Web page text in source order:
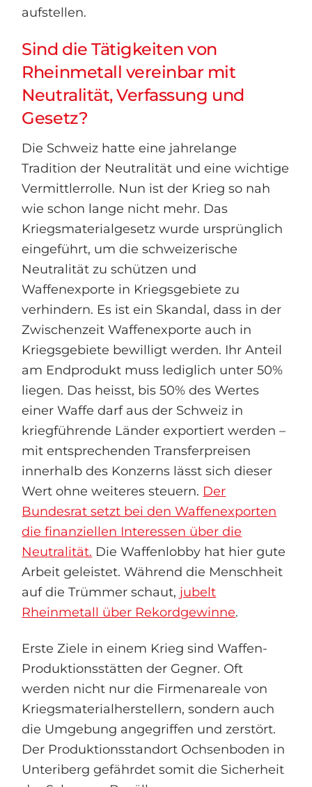
aufstellen.
Sind die Tätigkeiten von
Rheinmetall vereinbar mit
Neutralität, Verfassung und
Gesetz?
Die Schweiz hatte eine jahrelange
Tradition der Neutralität und eine wichtige
Vermittlerrolle. Nun ist der Krieg so nah
wie schon lange nicht mehr. Das
Kriegsmaterialgesetz wurde ursprünglich
eingeführt, um die schweizerische
Neutralität zu schützen und
Waffenexporte in Kriegsgebiete zu
verhindern. Es ist ein Skandal, dass in der
Zwischenzeit Waffenexporte auch in
Kriegsgebiete bewilligt werden. Ihr Anteil
am Endprodukt muss lediglich unter 50%
liegen. Das heisst, bis 50% des Wertes
einer Waffe darf aus der Schweiz in
kriegführende Länder exportiert werden –
mit entsprechenden Transferpreisen
innerhalb des Konzerns lässt sich dieser
Wert ohne weiteres steuern. Der
Bundesrat setzt bei den Waffenexporten
die finanziellen Interessen über die
Neutralität. Die Waffenlobby hat hier gute
Arbeit geleistet. Während die Menschheit
auf die Trümmer schaut, jubelt
Rheinmetall über Rekordgewinne.
Erste Ziele in einem Krieg sind Waffen-
Produktionsstätten der Gegner. Oft
werden nicht nur die Firmenareale von
Kriegsmaterialherstellern, sondern auch
die Umgebung angegriffen und zerstört.
Der Produktionsstandort Ochsenboden in
Unteriberg gefährdet somit die Sicherheit